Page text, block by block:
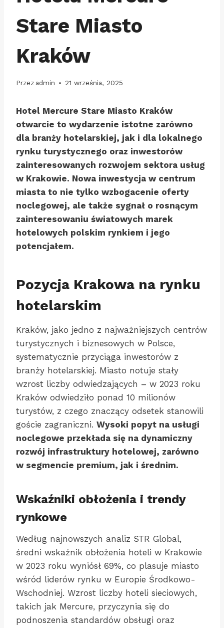
Stare Miasto
Kraków
Przez admin 21 września, 2025
Hotel Mercure Stare Miasto Kraków
otwarcie to wydarzenie istotne zarówno
dla branży hotelarskiej, jak i dla lokalnego
rynku turystycznego oraz inwestorów
zainteresowanych rozwojem sektora usług
w Krakowie. Nowa inwestycja w centrum
miasta to nie tylko wzbogacenie oferty
noclegowej, ale także sygnał o rosnącym
zainteresowaniu światowych marek
hotelowych polskim rynkiem i jego
potencjałem.
Pozycja Krakowa na rynku
hotelarskim
Kraków, jako jedno z najważniejszych centrów
turystycznych i biznesowych w Polsce,
systematycznie przyciąga inwestorów z
branży hotelarskiej. Miasto notuje stały
wzrost liczby odwiedzających – w 2023 roku
Kraków odwiedziło ponad 10 milionów
turystów, z czego znaczący odsetek stanowili
goście zagraniczni. Wysoki popyt na usługi
noclegowe przekłada się na dynamiczny
rozwój infrastruktury hotelowej, zarówno
w segmencie premium, jak i średnim.
Wskaźniki obłożenia i trendy
rynkowe
Według najnowszych analiz STR Global,
średni wskaźnik obłożenia hoteli w Krakowie
w 2023 roku wyniósł 69%, co plasuje miasto
wśród liderów rynku w Europie Środkowo-
Wschodniej. Wzrost liczby hoteli sieciowych,
takich jak Mercure, przyczynia się do
podnoszenia standardów obsługi oraz